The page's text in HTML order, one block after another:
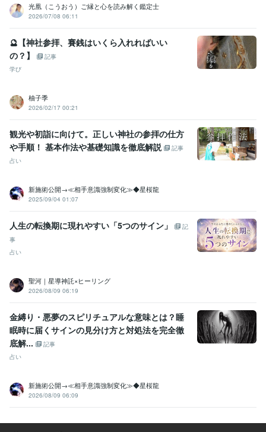
光凰（こうおう）ご縁と心を読み解く鑑定士
2026/07/08 06:11
🔮【神社参拝、賽銭はいくら入れればいい
の？】
記事
学び
柚子季
2026/02/17 00:21
観光や初詣に向けて。正しい神社の参拝の仕方
や手順！ 基本作法や基礎知識を徹底解説
記事
占い
新施術公開→≪相手意識強制変化≫◆星桜龍
2025/09/04 01:07
人生の転換期に現れやすい「5つのサイン」
記
事
占い
聖河｜星導神託×ヒーリング
2026/08/09 06:19
金縛り・悪夢のスピリチュアルな意味とは？睡
眠時に届くサインの見分け方と対処法を完全徹
底解...
記事
占い
新施術公開→≪相手意識強制変化≫◆星桜龍
2026/08/09 06:09